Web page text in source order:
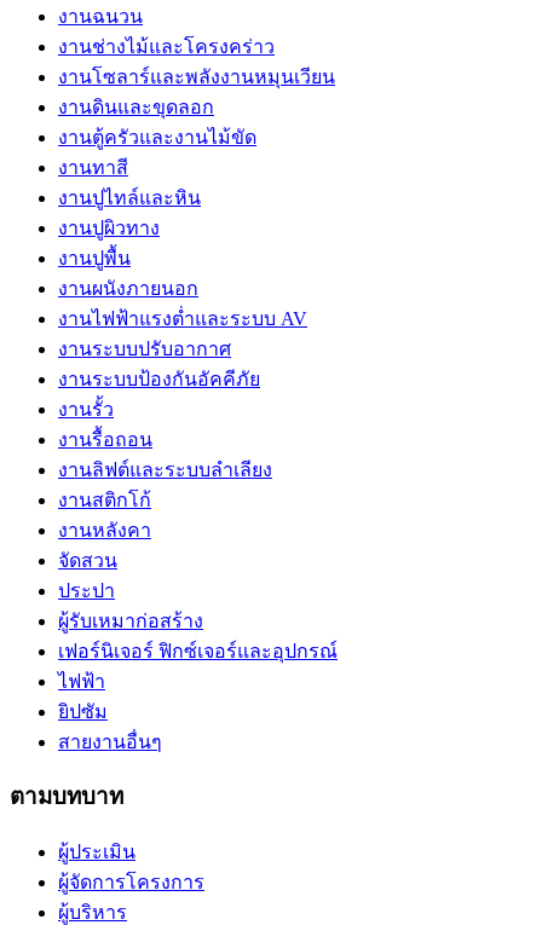
งานฉนวน
งานช่างไม้และโครงคร่าว
งานโซลาร์และพลังงานหมุนเวียน
งานดินและขุดลอก
งานตู้ครัวและงานไม้ขัด
งานทาสี
งานปูไทล์และหิน
งานปูผิวทาง
งานปูพื้น
งานผนังภายนอก
งานไฟฟ้าแรงต่ำและระบบ AV
งานระบบปรับอากาศ
งานระบบป้องกันอัคคีภัย
งานรั้ว
งานรื้อถอน
งานลิฟต์และระบบลำเลียง
งานสติกโก้
งานหลังคา
จัดสวน
ประปา
ผู้รับเหมาก่อสร้าง
เฟอร์นิเจอร์ ฟิกซ์เจอร์และอุปกรณ์
ไฟฟ้า
ยิปซัม
สายงานอื่นๆ
ตามบทบาท
ผู้ประเมิน
ผู้จัดการโครงการ
ผู้บริหาร